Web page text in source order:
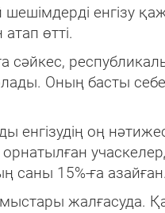
енгізу
өтті.
сәйкес,
Оның басты
оң
саны 15%-ға азайған.
жалғасуда.